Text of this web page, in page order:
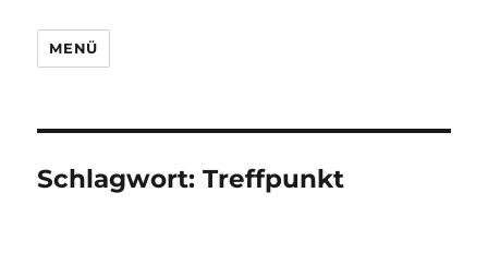
MENÜ
Schlagwort:Treffpunkt